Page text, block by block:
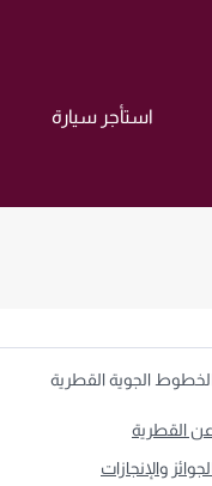
استأجر سيارة
الجوية القطرية
القطرية
والإنجازات